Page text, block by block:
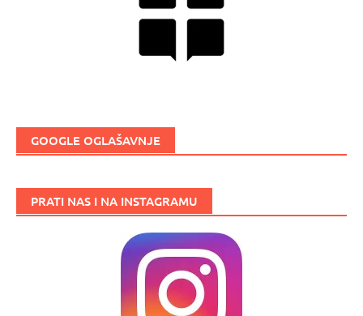
GOOGLE OGLAŠAVNJE
PRATI NAS I NA INSTAGRAMU